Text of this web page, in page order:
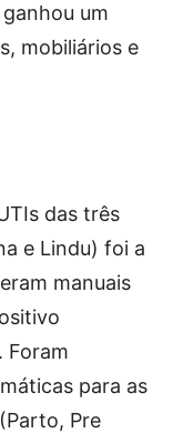
um
mobiliários e
das três
e Lindu) foi a
manuais
Foram
para as
Pre